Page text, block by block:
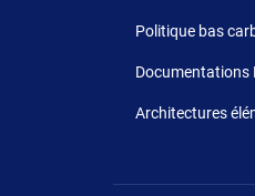
Politique bas
Documentations
Architectures